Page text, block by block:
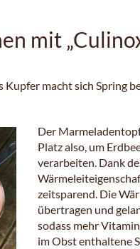
mit
macht sich Spring
Der
Platz also, um
verarbeiten. Dank
zeitsparend. Die
übertragen und
sodass mehr
im Obst enthaltene